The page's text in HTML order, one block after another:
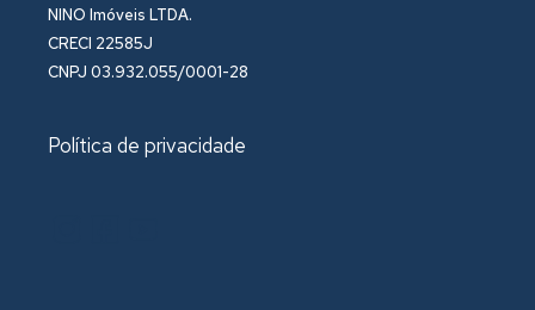
NINO Imóveis LTDA.
CRECI 22585J
CNPJ 03.932.055/0001-28
Política de privacidade